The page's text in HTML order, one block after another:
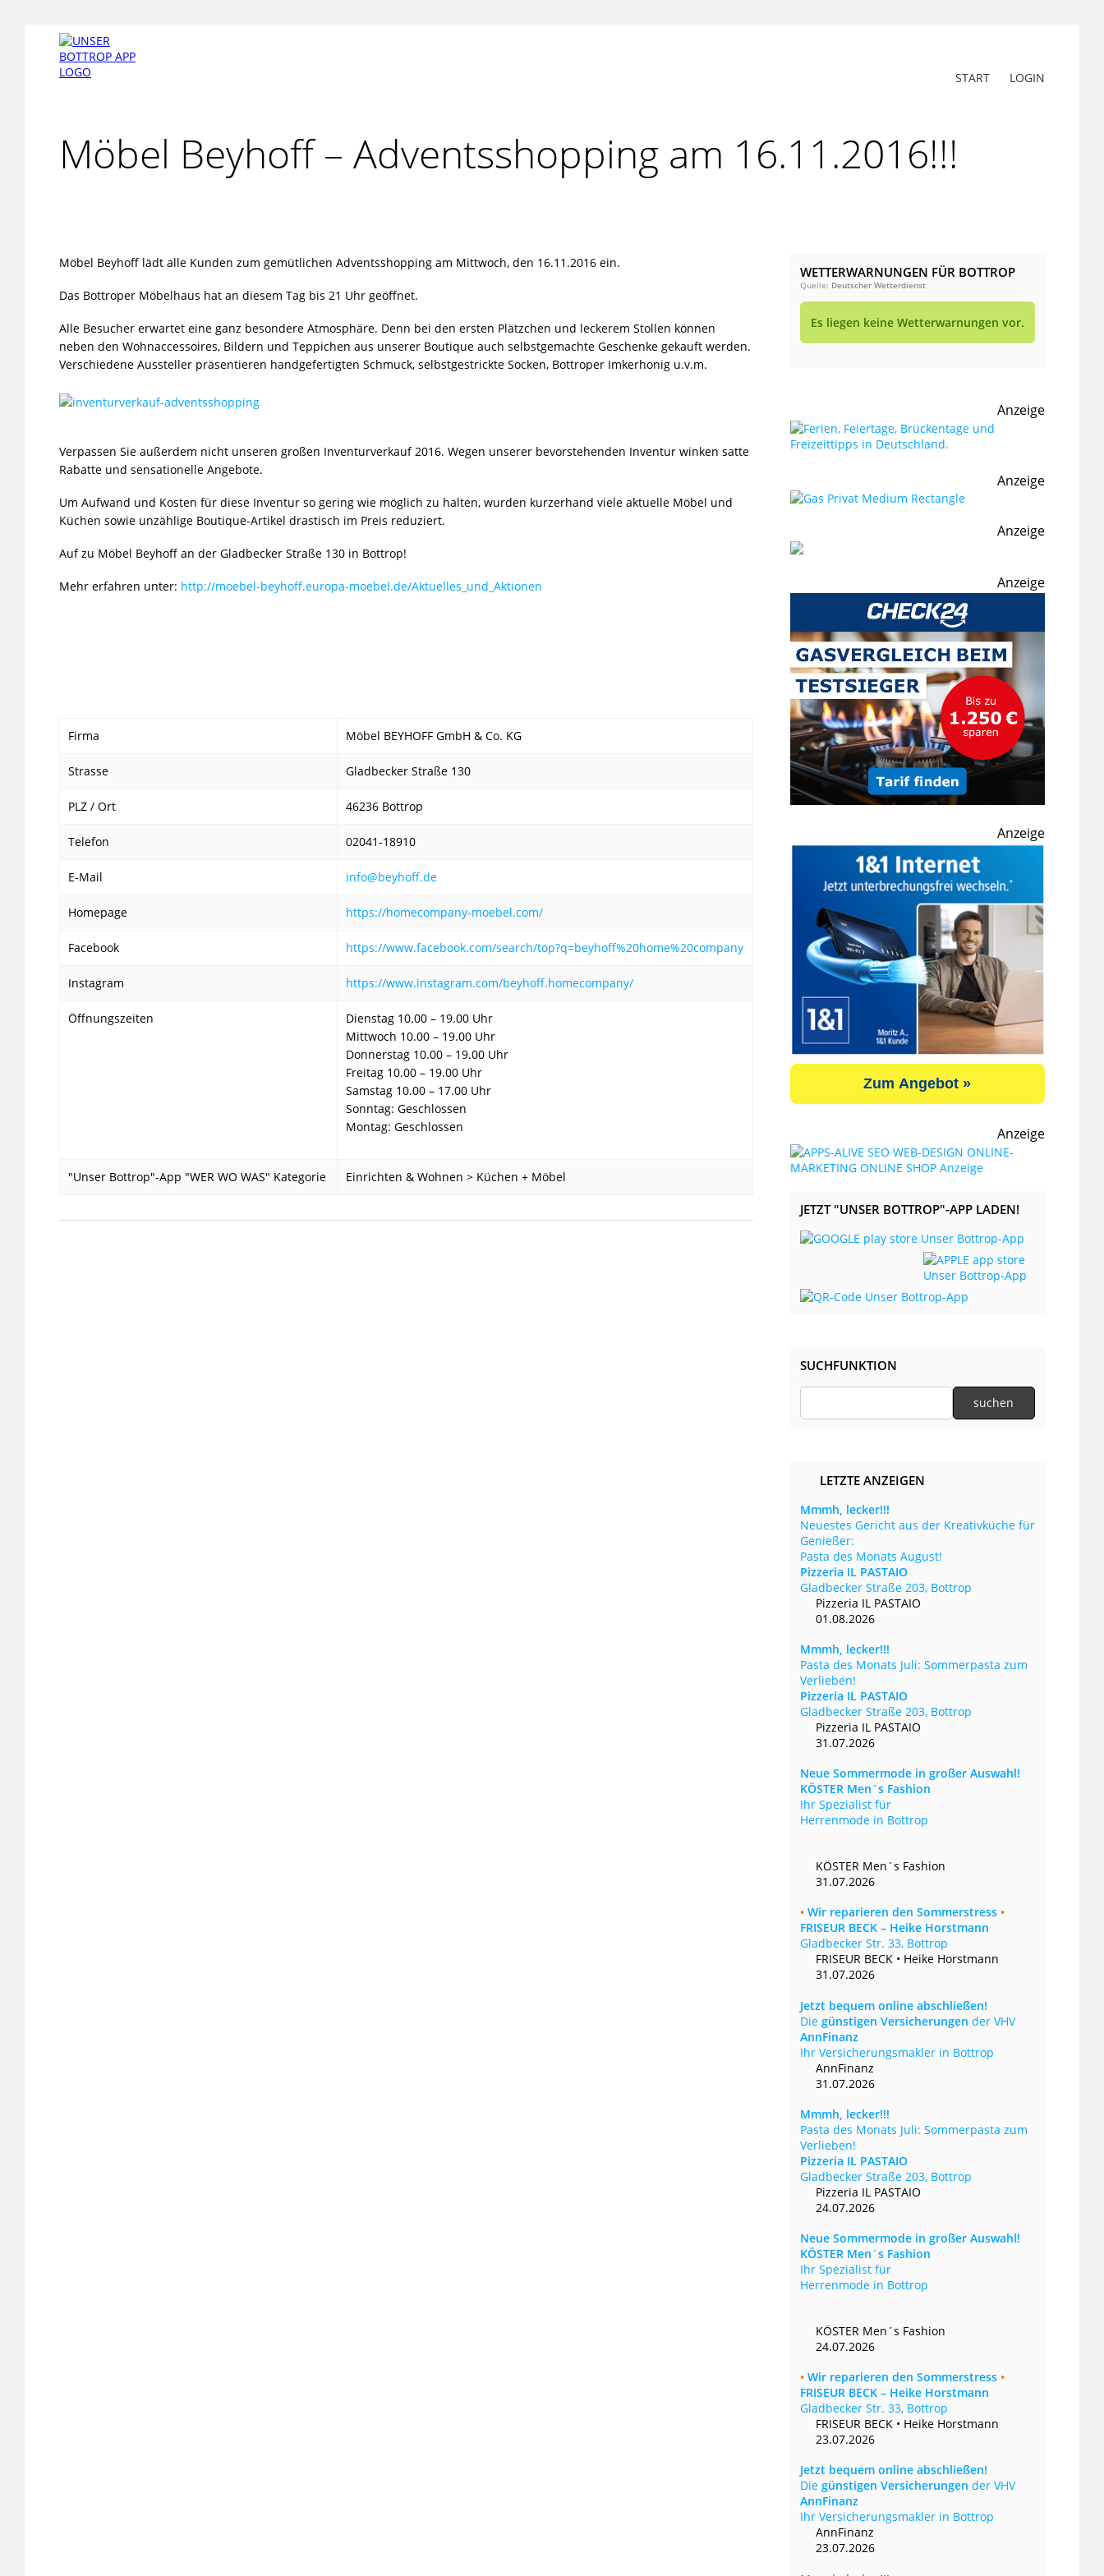
START LOGIN
Möbel Beyhoff – Adventsshopping am 16.11.2016!!!
Möbel Beyhoff lädt alle Kunden zum gemütlichen Adventsshopping am Mittwoch, den 16.11.2016 ein.
Das Bottroper Möbelhaus hat an diesem Tag bis 21 Uhr geöffnet.
Alle Besucher erwartet eine ganz besondere Atmosphäre. Denn bei den ersten Plätzchen und leckerem Stollen können
neben den Wohnaccessoires, Bildern und Teppichen aus unserer Boutique auch selbstgemachte Geschenke gekauft werden.
Verschiedene Aussteller präsentieren handgefertigten Schmuck, selbstgestrickte Socken, Bottroper Imkerhonig u.v.m.
Verpassen Sie außerdem nicht unseren großen Inventurverkauf 2016. Wegen unserer bevorstehenden Inventur winken satte
Rabatte und sensationelle Angebote.
Um Aufwand und Kosten für diese Inventur so gering wie möglich zu halten, wurden kurzerhand viele aktuelle Möbel und
Küchen sowie unzählige Boutique-Artikel drastisch im Preis reduziert.
Auf zu Möbel Beyhoff an der Gladbecker Straße 130 in Bottrop!
Mehr erfahren unter: http://moebel-beyhoff.europa-moebel.de/Aktuelles_und_Aktionen
Firma Möbel BEYHOFF GmbH & Co. KG
Strasse Gladbecker Straße 130
PLZ / Ort 46236 Bottrop
Telefon 02041-18910
E-Mail info@beyhoff.de
Homepage https://homecompany-moebel.com/
Facebook https://www.facebook.com/search/top?q=beyhoff%20home%20company
Instagram https://www.instagram.com/beyhoff.homecompany/
Öffnungszeiten
Dienstag 10.00 – 19.00 Uhr
Mittwoch 10.00 – 19.00 Uhr
Donnerstag 10.00 – 19.00 Uhr
Freitag 10.00 – 19.00 Uhr
Samstag 10.00 – 17.00 Uhr
Sonntag: Geschlossen
Montag: Geschlossen
"Unser Bottrop"-App "WER WO WAS" Kategorie Einrichten & Wohnen > Küchen + Möbel
WETTERWARNUNGEN FÜR BOTTROP
Quelle: Deutscher Wetterdienst
Es liegen keine Wetterwarnungen vor.
Anzeige
Anzeige
Anzeige
Anzeige
Anzeige
Zum Angebot »
Anzeige
JETZT "UNSER BOTTROP"-APP LADEN!
SUCHFUNKTION
LETZTE ANZEIGEN
Mmmh, lecker!!!
Neuestes Gericht aus der Kreativküche für
Genießer:
Pasta des Monats August!
Pizzeria IL PASTAIO
Gladbecker Straße 203, Bottrop
Pizzeria IL PASTAIO
01.08.2026
Mmmh, lecker!!!
Pasta des Monats Juli: Sommerpasta zum
Verlieben!
Pizzeria IL PASTAIO
Gladbecker Straße 203, Bottrop
Pizzeria IL PASTAIO
31.07.2026
Neue Sommermode in großer Auswahl!
KÖSTER Men´s Fashion
Ihr Spezialist für
Herrenmode in Bottrop
KÖSTER Men´s Fashion
31.07.2026
•Wir reparieren den Sommerstress •
FRISEUR BECK – Heike Horstmann
Gladbecker Str. 33, Bottrop
FRISEUR BECK • Heike Horstmann
31.07.2026
Jetzt bequem online abschließen!
Die günstigen Versicherungen der VHV
AnnFinanz
Ihr Versicherungsmakler in Bottrop
AnnFinanz
31.07.2026
Mmmh, lecker!!!
Pasta des Monats Juli: Sommerpasta zum
Verlieben!
Pizzeria IL PASTAIO
Gladbecker Straße 203, Bottrop
Pizzeria IL PASTAIO
24.07.2026
Neue Sommermode in großer Auswahl!
KÖSTER Men´s Fashion
Ihr Spezialist für
Herrenmode in Bottrop
KÖSTER Men´s Fashion
24.07.2026
•Wir reparieren den Sommerstress •
FRISEUR BECK – Heike Horstmann
Gladbecker Str. 33, Bottrop
FRISEUR BECK • Heike Horstmann
23.07.2026
Jetzt bequem online abschließen!
Die günstigen Versicherungen der VHV
AnnFinanz
Ihr Versicherungsmakler in Bottrop
AnnFinanz
23.07.2026